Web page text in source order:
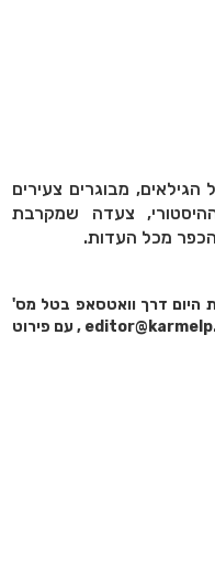
מבוגרים צעירים
צעדה שמקרבת
מכל העדות.
היום דרך וואטסאפ בטל מס'
0545823934 או במייל המערכת editor@karmelp.co.il , עם פירוט